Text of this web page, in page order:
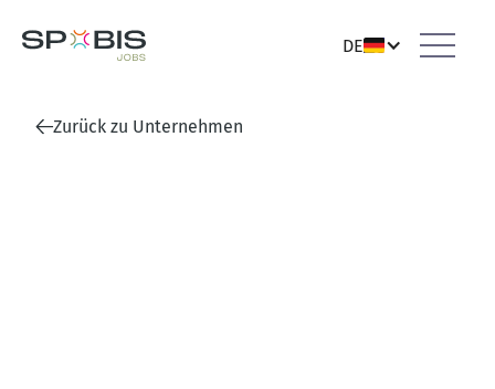
DE
Zurück zu Unternehmen